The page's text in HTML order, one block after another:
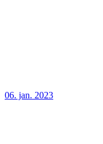
06. jan. 2023